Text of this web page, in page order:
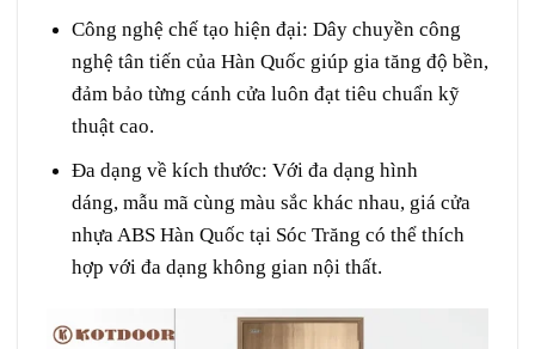
Công nghệ chế tạo hiện đại: Dây chuyền công
nghệ tân tiếncủa Hàn Quốc giúp gia tăng độ bền,
đảm bảo từng cánhcửa luônđạt tiêu chuẩn kỹ
thuậtcao.
Đa dạng về kích thước: Với đa dạng hình
dáng, mẫu mã cùng màu sắc khác nhau, giá cửa
nhựa ABS Hàn Quốc tại Sóc Trăng có thể thích
hợp với đa dạng không gian nội thất.